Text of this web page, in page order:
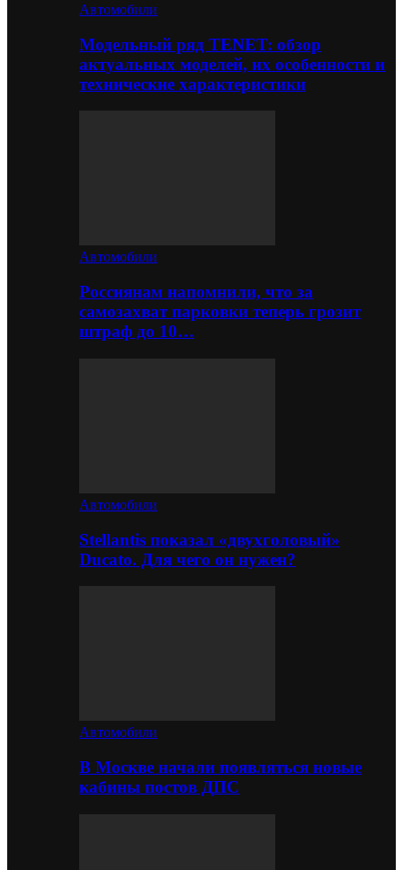
Автомобили
Модельный ряд TENET: обзор
актуальных моделей, их особенности и
технические характеристики
Автомобили
Россиянам напомнили, что за
самозахват парковки теперь грозит
штраф до 10…
Автомобили
Stellantis показал «двухголовый»
Ducato. Для чего он нужен?
Автомобили
В Москве начали появляться новые
кабины постов ДПС